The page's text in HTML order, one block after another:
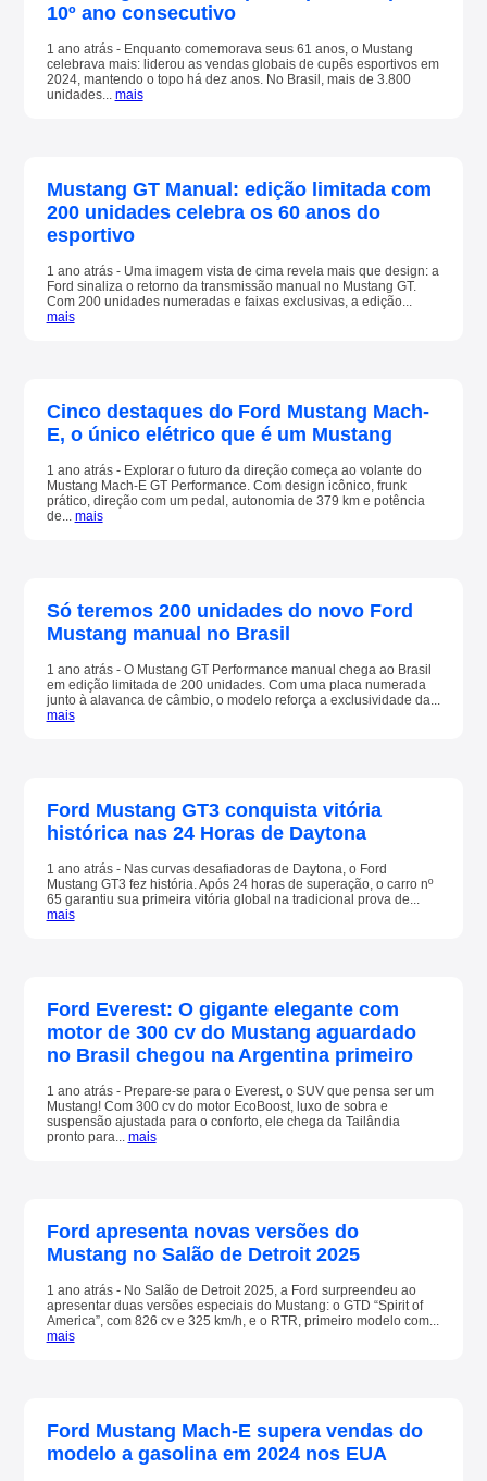
10º ano consecutivo
1 ano atrás - Enquanto comemorava seus 61 anos, o Mustang
celebrava mais: liderou as vendas globais de cupês esportivos em
2024, mantendo o topo há dez anos. No Brasil, mais de 3.800
unidades... mais
Mustang GT Manual: edição limitada com
200 unidades celebra os 60 anos do
esportivo
1 ano atrás - Uma imagem vista de cima revela mais que design: a
Ford sinaliza o retorno da transmissão manual no Mustang GT.
Com 200 unidades numeradas e faixas exclusivas, a edição...
mais
Cinco destaques do Ford Mustang Mach-
E, o único elétrico que é um Mustang
1 ano atrás - Explorar o futuro da direção começa ao volante do
Mustang Mach-E GT Performance. Com design icônico, frunk
prático, direção com um pedal, autonomia de 379 km e potência
de... mais
Só teremos 200 unidades do novo Ford
Mustang manual no Brasil
1 ano atrás - O Mustang GT Performance manual chega ao Brasil
em edição limitada de 200 unidades. Com uma placa numerada
junto à alavanca de câmbio, o modelo reforça a exclusividade da...
mais
Ford Mustang GT3 conquista vitória
histórica nas 24 Horas de Daytona
1 ano atrás - Nas curvas desafiadoras de Daytona, o Ford
Mustang GT3 fez história. Após 24 horas de superação, o carro nº
65 garantiu sua primeira vitória global na tradicional prova de...
mais
Ford Everest: O gigante elegante com
motor de 300 cv do Mustang aguardado
no Brasil chegou na Argentina primeiro
1 ano atrás - Prepare-se para o Everest, o SUV que pensa ser um
Mustang! Com 300 cv do motor EcoBoost, luxo de sobra e
suspensão ajustada para o conforto, ele chega da Tailândia
pronto para... mais
Ford apresenta novas versões do
Mustang no Salão de Detroit 2025
1 ano atrás - No Salão de Detroit 2025, a Ford surpreendeu ao
apresentar duas versões especiais do Mustang: o GTD “Spirit of
America”, com 826 cv e 325 km/h, e o RTR, primeiro modelo com...
mais
Ford Mustang Mach-E supera vendas do
modelo a gasolina em 2024 nos EUA